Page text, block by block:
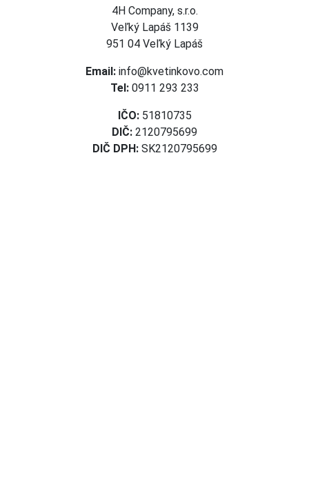
4H Company, s.r.o.
Veľký Lapáš 1139
951 04 Veľký Lapáš
Email: info@kvetinkovo.com
Tel: 0911 293 233
IČO: 51810735
DIČ: 2120795699
DIČ DPH: SK2120795699